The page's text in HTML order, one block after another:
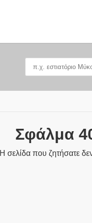
Σφάλμα
Η σελίδα που ζητήσατε